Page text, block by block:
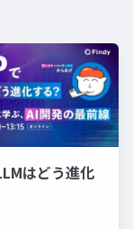
はどう進化